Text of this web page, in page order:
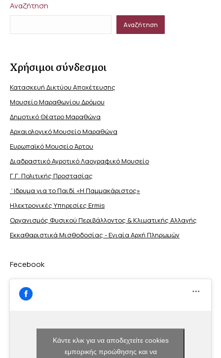
Αναζήτηση
Αναζήτηση
Χρήσιμοι σύνδεσμοι
Κατασκευή Δικτύου Αποχέτευσης
Μουσείο Μαραθωνίου Δρόμου
Δημοτικό Θέατρο Μαραθώνα
Αρχαιολογικό Μουσείο Μαραθώνα
Ευρωπαϊκό Μουσείο Άρτου
Διαδραστικό Αγροτικό Λαογραφικό Μουσείο
Γ.Γ. Πολιτικής Προστασίας
΄Ιδρυμα για το Παιδί «Η Παμμακάριστος»
Ηλεκτρονικές Υπηρεσίες Ermis
Οργανισμός Φυσικού Περιβάλλοντος & Κλιματικής Aλλαγής
Εκκαθαριστικά Μισθοδοσίας - Ενιαία Αρχή Πληρωμών
Fecebook
Κάντε κλικ για να αποδεχτείτε cookies
εμπορικής προώθησης και να